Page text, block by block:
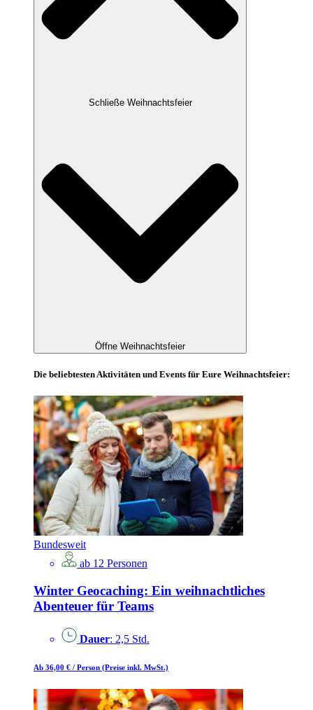
Schließe Weihnachtsfeier
Öffne Weihnachtsfeier
Die beliebtesten Aktivitäten und Events für Eure Weihnachtsfeier:
Bundesweit
ab 12 Personen
Winter Geocaching: Ein weihnachtliches
Abenteuer für Teams
Dauer: 2,5 Std.
Ab 36,00 € / Person (Preise inkl. MwSt.)